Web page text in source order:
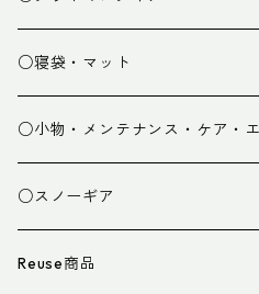
パンツ
グローブ
スパッツ・ゲイター
衣類小物
○寝袋・マット
寝袋
マット
寝具小物
○小物・メンテナンス・ケア・
○スノーギア
Reuse商品